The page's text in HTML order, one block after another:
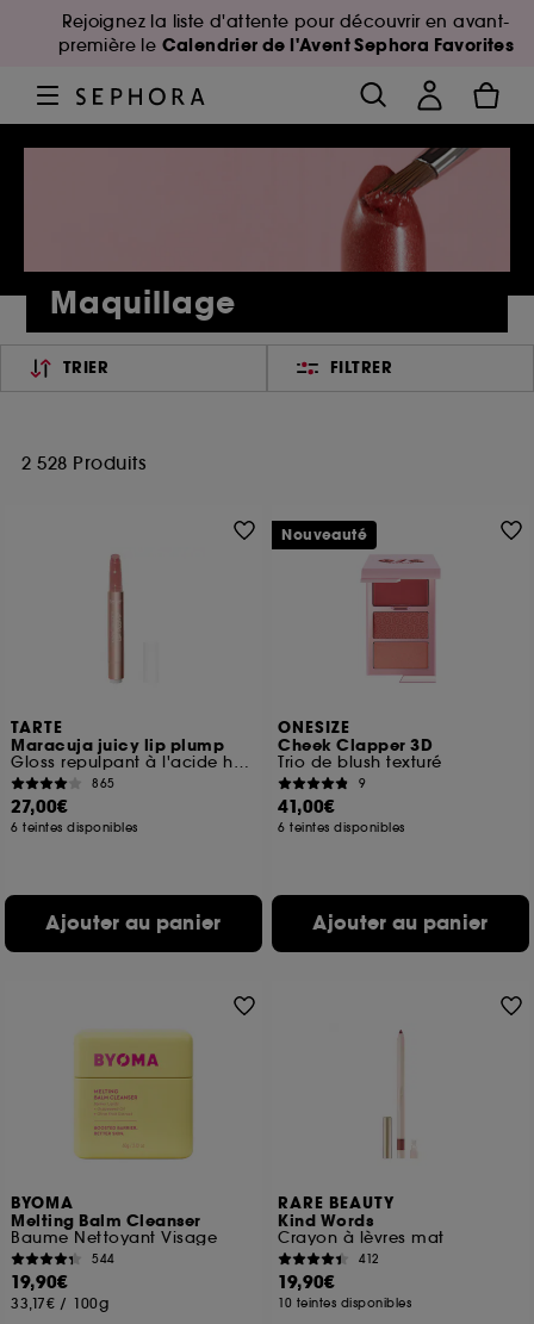
Rejoignez la liste d'attente pour découvrir en avant-
première le Calendrier de l'Avent Sephora Favorites
Maquillage
TRIER FILTRER
2 528 Produits
TARTE
Maracuja juicy lip plump
Gloss repulpant à l'acide hyaluronique
865
27,00€
6 teintes disponibles
Ajouter au panier
ONESIZE
Cheek Clapper 3D
Trio de blush texturé
9
41,00€
6 teintes disponibles
Ajouter au panier
Nouveauté
BYOMA
Melting Balm Cleanser
Baume Nettoyant Visage
544
19,90€
33,17€ / 100g
RARE BEAUTY
Kind Words
Crayon à lèvres mat
412
19,90€
10 teintes disponibles